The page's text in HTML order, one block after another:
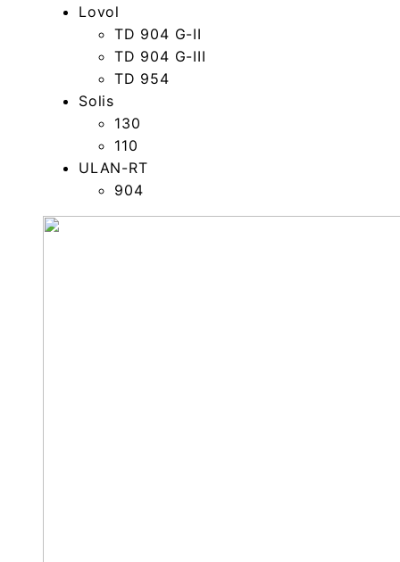
Lovol
TD 904 G-II
TD 904 G-III
TD 954
Solis
130
110
ULAN-RT
904